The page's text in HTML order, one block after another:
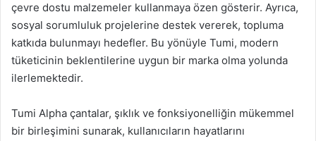
çevre dostu malzemeler kullanmaya özen gösterir. Ayrıca,
sosyal sorumluluk projelerine destek vererek, topluma
katkıda bulunmayı hedefler. Bu yönüyle Tumi, modern
tüketicinin beklentilerine uygun bir marka olma yolunda
ilerlemektedir.
Tumi Alpha çantalar, şıklık ve fonksiyonelliğin mükemmel
bir birleşimini sunarak, kullanıcıların hayatlarını